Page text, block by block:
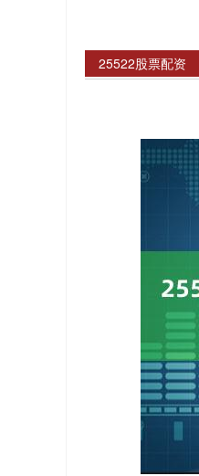
25522股票配资